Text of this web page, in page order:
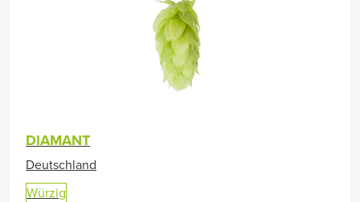
DIAMANT
Deutschland
Würzig